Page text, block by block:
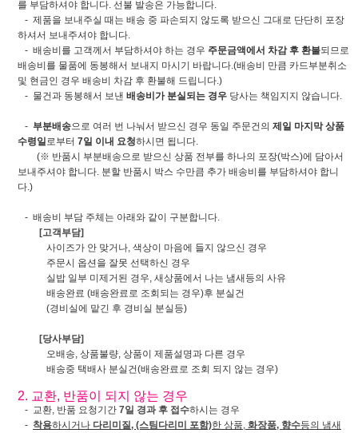
를 부담하셔야 합니다. 선불 발송은 가능합니다.
- 제품을 보내주실 때는 배송 중 파손되지 않도록 받으신 그대로 단단히 포장
하셔서 보내주셔야 합니다.
- 배송비를 고객께서 부담하셔야 하는 경우 주문금액에서 차감 후 환불되므로
배송비를 물품에 동봉해서 보내지 마시기 바랍니다.(배송비 만큼 카드부분취소
및 현금인 경우 배송비 차감 후 환불해 드립니다.)
- 물건과 동봉해서 보낸 배송비가 분실되는 경우 당사는 책임지지 않습니다.
- 부분배송으로 여러 번 나눠서 받으신 경우 동일 주문건의 제일 마지막 상품
수령일 로부터 7일 이내 요청하시면 됩니다.
(※ 반품시 부분배송으로 받으신 상품 전부를 하나의 포장(박스)에 담아서
보내주셔야 합니다. 분할 반품시 박스 수만큼 추가 배송비를 부담하셔야 합니
다.)
- 배송비 부담 주체는 아래와 같이 구분합니다.
[고객부담]
사이즈가 안 맞거나, 색상이 마음에 들지 않으신 경우
주문시 옵션을 잘못 선택하신 경우
실밥 일부 미제거된 경우, 새상품에서 나는 냄새등의 사유
배송완료 (배송완료로 조회되는 경우)후 분실건
(경비실에 맡긴 후 경비실 분실등)
[당사부담]
오배송, 상품불량, 상품이 제품설명과 다른 경우
배송중 택배사 분실건(배송완료로 조회 되지 않는 경우)
2. 교환, 반품이 되지 않는 경우
- 교환, 반품 요청기간 7일 경과 후 접수하시는 경우
- 착용하시거나 다리미질, (스팀다리미 포함)한 상품, 화장품, 향수등의 냄새